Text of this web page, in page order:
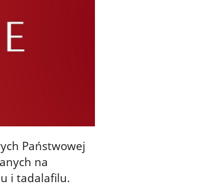
Państwowej
na
i tadalafilu.